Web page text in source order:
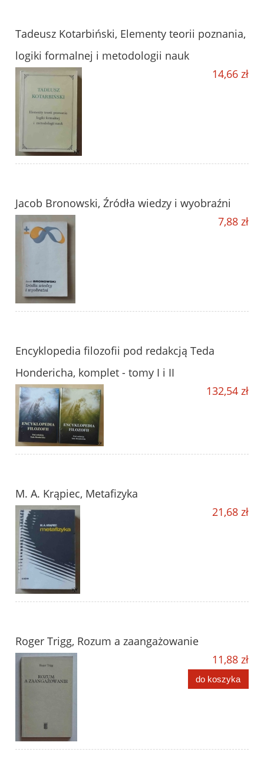
Tadeusz Kotarbiński, Elementy teorii poznania,
logiki formalnej i metodologii nauk
14,66 zł
Jacob Bronowski, Źródła wiedzy i wyobraźni
7,88 zł
Encyklopedia filozofii pod redakcją Teda
Hondericha, komplet - tomy I i II
132,54 zł
M. A. Krąpiec, Metafizyka
21,68 zł
Roger Trigg, Rozum a zaangażowanie
11,88 zł
do koszyka